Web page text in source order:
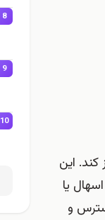
این
یا
و
8
9
10